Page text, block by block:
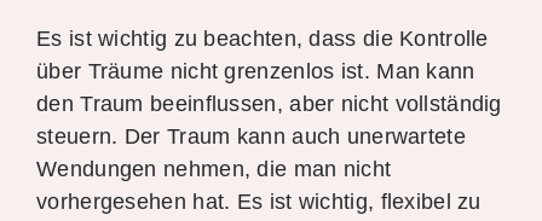
Es ist wichtig zu beachten, dass die Kontrolle
über Träume nicht grenzenlos ist. Man kann
den Traum beeinflussen, aber nicht vollständig
steuern. Der Traum kann auch unerwartete
Wendungen nehmen, die man nicht
vorhergesehen hat. Es ist wichtig, flexibel zu